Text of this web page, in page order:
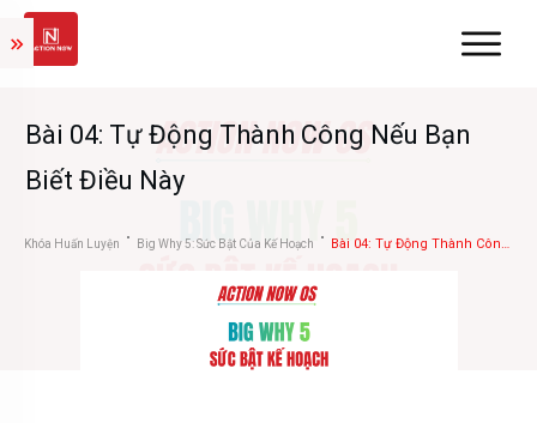
Bài 04: Tự Động Thành Công Nếu Bạn
Biết Điều Này
Khóa Huấn Luyện Big Why 5: Sức Bật Của Kế Hoạch Bài 04: Tự Động Thành Công Nếu Bạn Biết Điều Này